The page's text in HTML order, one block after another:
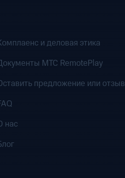
и деловая этика
MTC RemotePlay
предложение или отзыв
нас